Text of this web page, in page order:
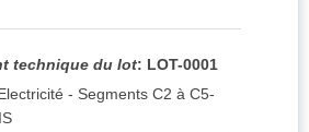
technique du lot: LOT-0001
- Segments C2 à C5-